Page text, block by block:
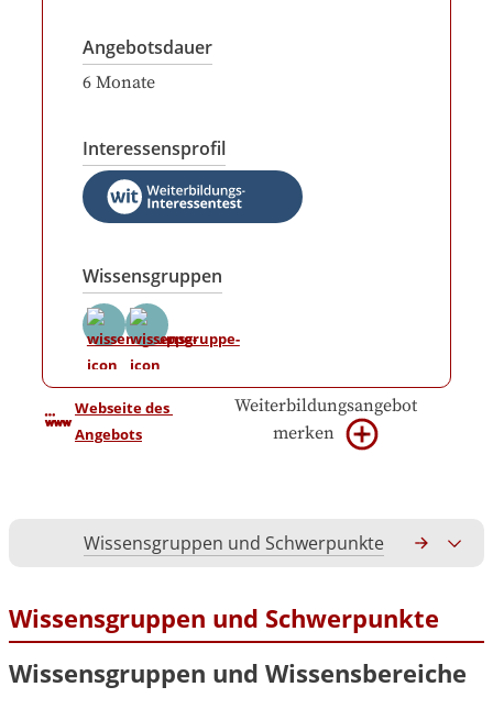
Angebotsdauer
6 Monate
Interessensprofil
Wissensgruppen
Webseite des
Angebots
Weiterbildungsangebot
merken
Wissensgruppen und Schwerpunkte
Wissensgruppen und Schwerpunkte
Wissensgruppen und Wissensbereiche